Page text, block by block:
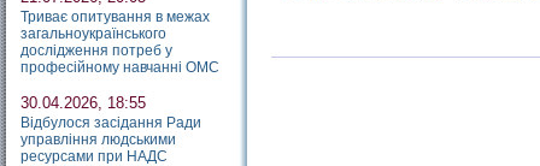
Триває опитування в межах
загальноукраїнського
дослідження потреб у
професійному навчанні ОМС
30.04.2026, 18:55
Відбулося засідання Ради
управління людськими
ресурсами при НАДС